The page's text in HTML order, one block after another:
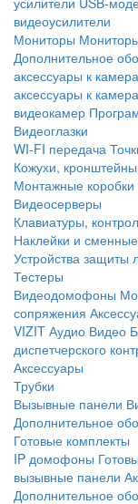
видеоусилители
Мониторы
Дополнительное
аксессуары к
аксессуары к
видеокамер
Видеоглазки
WI-FI передача
Кожухи,
Монтажные коробки
Видеосерверы
Клавиатуры,
Наклейки и
Устройства защиты
Тестеры
Видеодомофоны
сопряжения
VIZIT Аудио Видео
диспетчерского
Аксессуары
Трубки
Вызывные панели
Дополнительное
Готовые комплекты
IP домофоны
вызывные панели
Дополнительное